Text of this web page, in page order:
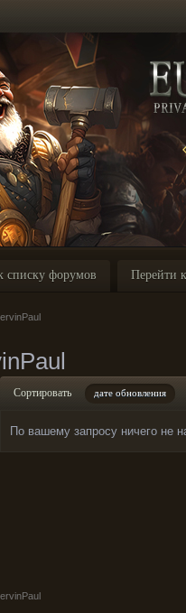
списку форумов Перейти
Сортировать дате обновления
По вашему запросу ничего не